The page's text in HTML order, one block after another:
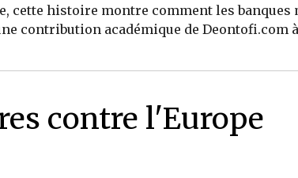
Transmission Tendances
cette histoire montre comment les
contribution académique de Deontofi.com
contre l'Europe